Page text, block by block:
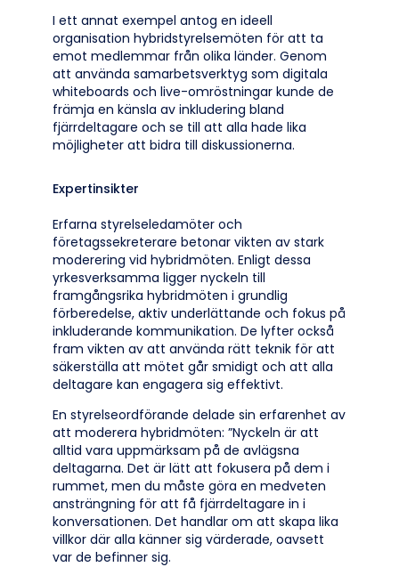
I ett annat exempel antog en ideell
organisation hybridstyrelsemöten för att ta
emot medlemmar från olika länder. Genom
att använda samarbetsverktyg som digitala
whiteboards och live-omröstningar kunde de
främja en känsla av inkludering bland
fjärrdeltagare och se till att alla hade lika
möjligheter att bidra till diskussionerna.
Expertinsikter
Erfarna styrelseledamöter och
företagssekreterare betonar vikten av stark
moderering vid hybridmöten. Enligt dessa
yrkesverksamma ligger nyckeln till
framgångsrika hybridmöten i grundlig
förberedelse, aktiv underlättande och fokus på
inkluderande kommunikation. De lyfter också
fram vikten av att använda rätt teknik för att
säkerställa att mötet går smidigt och att alla
deltagare kan engagera sig effektivt.
En styrelseordförande delade sin erfarenhet av
att moderera hybridmöten: ”Nyckeln är att
alltid vara uppmärksam på de avlägsna
deltagarna. Det är lätt att fokusera på dem i
rummet, men du måste göra en medveten
ansträngning för att få fjärrdeltagare in i
konversationen. Det handlar om att skapa lika
villkor där alla känner sig värderade, oavsett
var de befinner sig.